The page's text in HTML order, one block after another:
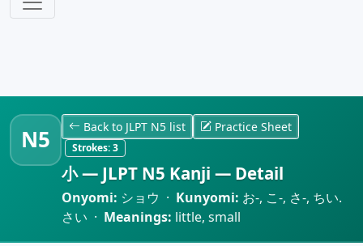
N5 Back to JLPT N5 list Practice Sheet
Strokes:3
小 — JLPT N5 Kanji — Detail
Onyomi: ショウ · Kunyomi: お-, こ-, さ-, ちい.
さい · Meanings: little, small